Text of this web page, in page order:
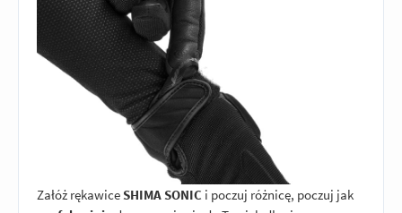
Załóż rękawiceSHIMA SONIC i poczuj różnicę, poczuj jak